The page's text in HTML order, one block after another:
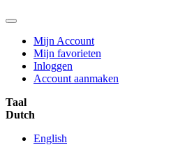
Mijn Account
Mijn favorieten
Inloggen
Account aanmaken
Taal
Dutch
English